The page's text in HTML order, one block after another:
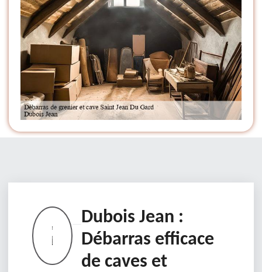
Dubois Jean :
Débarras efficace
de caves et